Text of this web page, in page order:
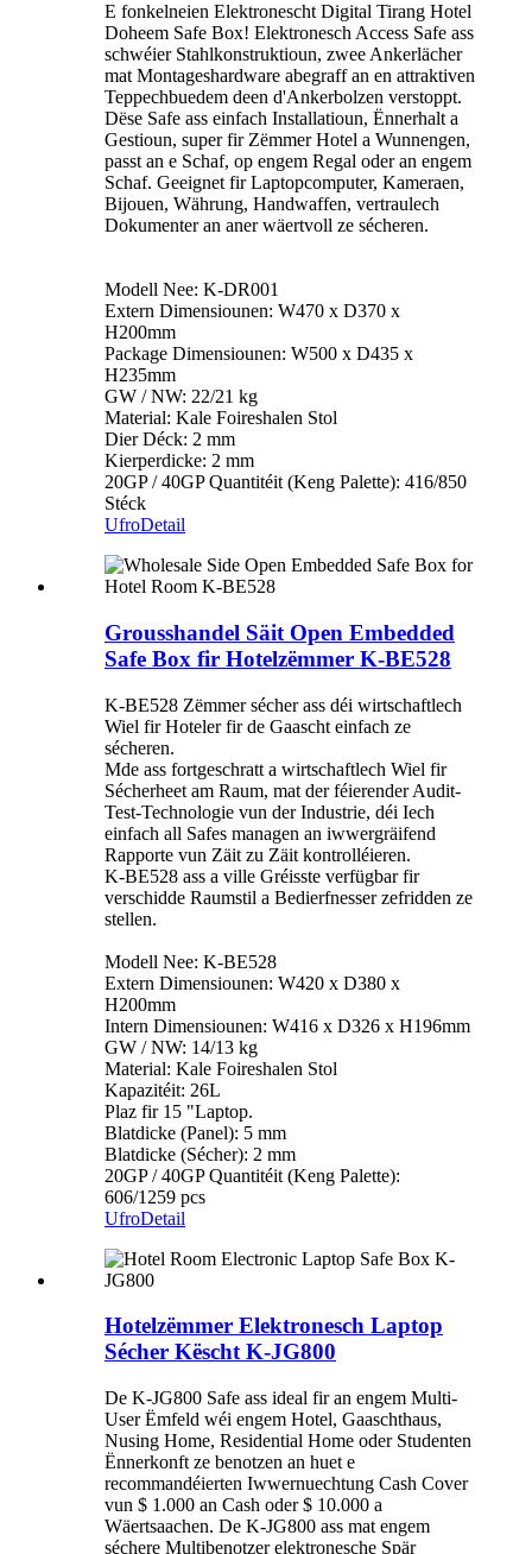
E fonkelneien Elektronescht Digital Tirang Hotel
Doheem Safe Box! Elektronesch Access Safe ass
schwéier Stahlkonstruktioun, zwee Ankerlächer
mat Montageshardware abegraff an en attraktiven
Teppechbuedem deen d'Ankerbolzen verstoppt.
Dëse Safe ass einfach Installatioun, Ënnerhalt a
Gestioun, super fir Zëmmer Hotel a Wunnengen,
passt an e Schaf, op engem Regal oder an engem
Schaf. Geeignet fir Laptopcomputer, Kameraen,
Bijouen, Währung, Handwaffen, vertraulech
Dokumenter an aner wäertvoll ze sécheren.
Modell Nee: K-DR001
Extern Dimensiounen: W470 x D370 x
H200mm
Package Dimensiounen: W500 x D435 x
H235mm
GW / NW: 22/21 kg
Material: Kale Foireshalen Stol
Dier Déck: 2 mm
Kierperdicke: 2 mm
20GP / 40GP Quantitéit (Keng Palette): 416/850
Stéck
UfroDetail
Grousshandel Säit Open Embedded
Safe Box fir Hotelzëmmer K-BE528
K-BE528 Zëmmer sécher ass déi wirtschaftlech
Wiel fir Hoteler fir de Gaascht einfach ze
sécheren.
Mde ass fortgeschratt a wirtschaftlech Wiel fir
Sécherheet am Raum, mat der féierender Audit-
Test-Technologie vun der Industrie, déi Iech
einfach all Safes managen an iwwergräifend
Rapporte vun Zäit zu Zäit kontrolléieren.
K-BE528 ass a ville Gréisste verfügbar fir
verschidde Raumstil a Bedierfnesser zefridden ze
stellen.
Modell Nee: K-BE528
Extern Dimensiounen: W420 x D380 x
H200mm
Intern Dimensiounen: W416 x D326 x H196mm
GW / NW: 14/13 kg
Material: Kale Foireshalen Stol
Kapazitéit: 26L
Plaz fir 15 "Laptop.
Blatdicke (Panel): 5 mm
Blatdicke (Sécher): 2 mm
20GP / 40GP Quantitéit (Keng Palette):
606/1259 pcs
UfroDetail
Hotelzëmmer Elektronesch Laptop
Sécher Këscht K-JG800
De K-JG800 Safe ass ideal fir an engem Multi-
User Ëmfeld wéi engem Hotel, Gaaschthaus,
Nusing Home, Residential Home oder Studenten
Ënnerkonft ze benotzen an huet e
recommandéierten Iwwernuechtung Cash Cover
vun $ 1.000 an Cash oder $ 10.000 a
Wäertsaachen. De K-JG800 ass mat engem
séchere Multibenotzer elektronesche Spär